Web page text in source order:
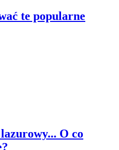
te popularne
O co